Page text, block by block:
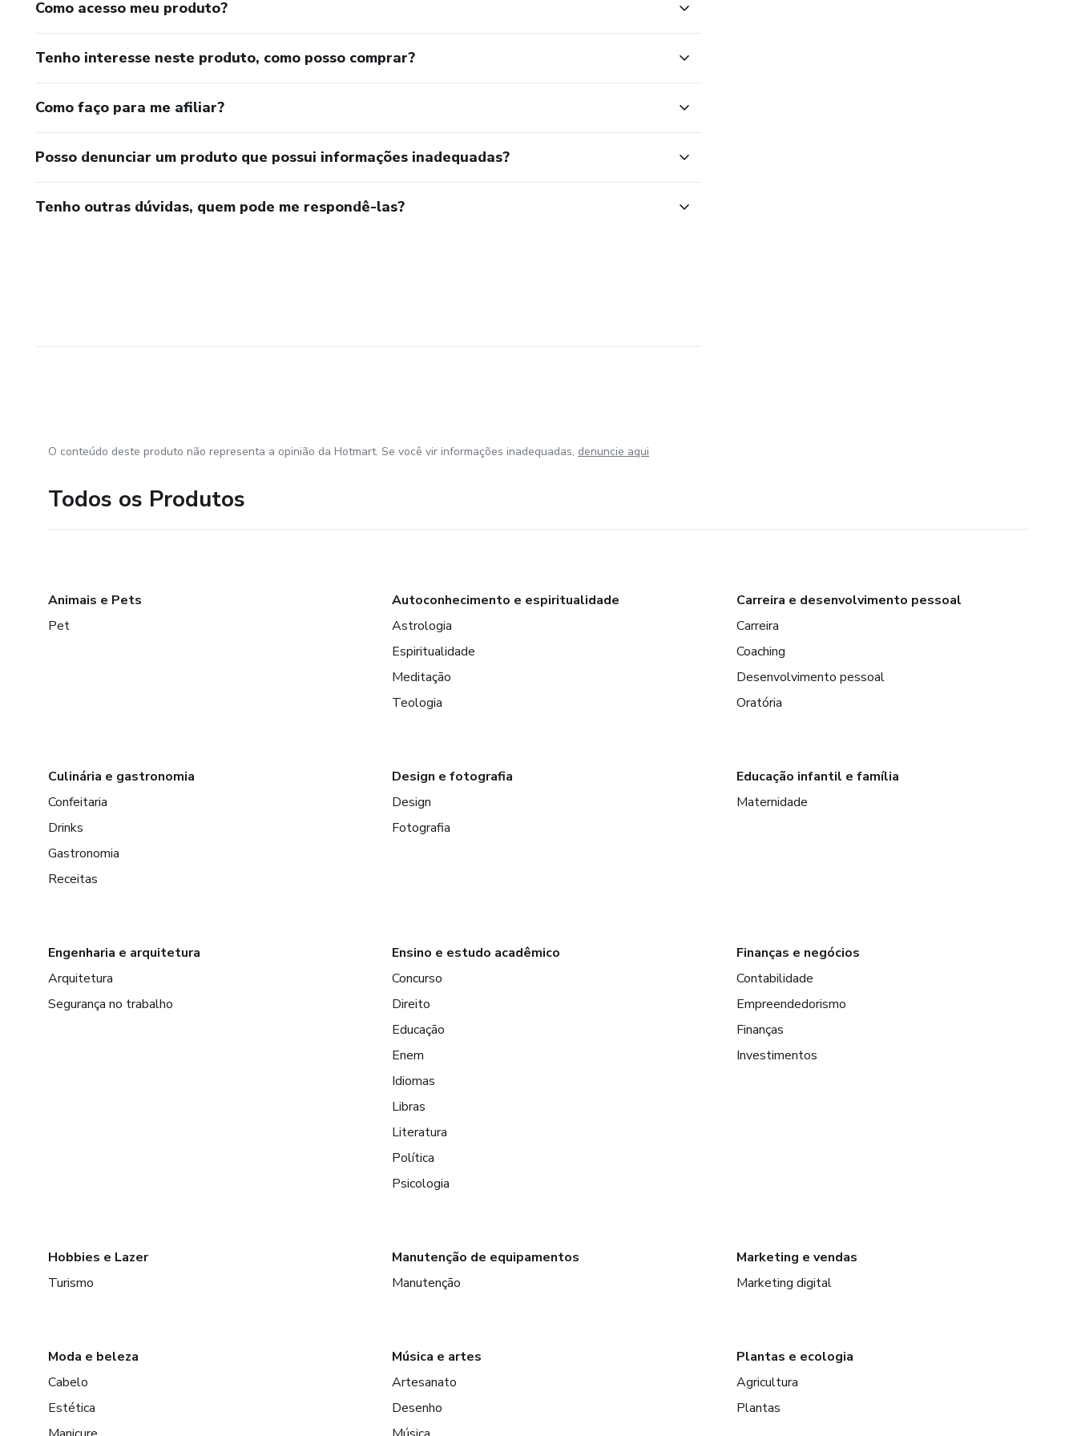
Como acesso meu produto?
Tenho interesse neste produto, como posso comprar?
Como faço para me afiliar?
Posso denunciar um produto que possui informações inadequadas?
Tenho outras dúvidas, quem pode me respondê-las?
O conteúdo deste produto não representa a opinião da Hotmart. Se você vir informações inadequadas, denuncie aqui
Todos os Produtos
Animais e Pets
Pet
Autoconhecimento e espiritualidade
Astrologia
Espiritualidade
Meditação
Teologia
Carreira e desenvolvimento pessoal
Carreira
Coaching
Desenvolvimento pessoal
Oratória
Culinária e gastronomia
Confeitaria
Drinks
Gastronomia
Receitas
Design e fotografia
Design
Fotografia
Educação infantil e família
Maternidade
Engenharia e arquitetura
Arquitetura
Segurança no trabalho
Ensino e estudo acadêmico
Concurso
Direito
Educação
Enem
Idiomas
Libras
Literatura
Política
Psicologia
Finanças e negócios
Contabilidade
Empreendedorismo
Finanças
Investimentos
Hobbies e Lazer
Turismo
Manutenção de equipamentos
Manutenção
Marketing e vendas
Marketing digital
Moda e beleza
Cabelo
Estética
Música e artes
Artesanato
Desenho
Plantas e ecologia
Agricultura
Plantas